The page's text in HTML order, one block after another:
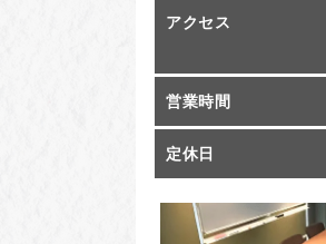
アクセス
営業時間
定休日